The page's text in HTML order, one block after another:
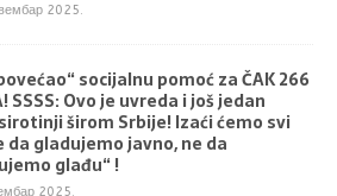
2025.
socijalnu pomoć za ČAK 266
SSSS: Ovo je uvreda i još jedan
širom Srbije! Izaći ćemo svi
da gladujemo javno, ne da
glađu“ !
2025.